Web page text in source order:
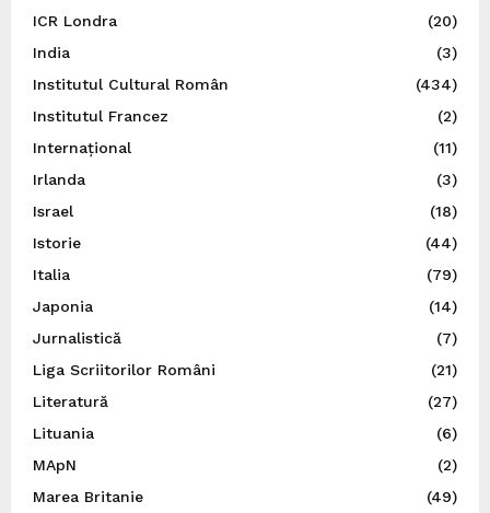
ICR Londra
(20)
India
(3)
Institutul Cultural Român
(434)
Institutul Francez
(2)
Internațional
(11)
Irlanda
(3)
Israel
(18)
Istorie
(44)
Italia
(79)
Japonia
(14)
Jurnalistică
(7)
Liga Scriitorilor Români
(21)
Literatură
(27)
Lituania
(6)
MApN
(2)
Marea Britanie
(49)